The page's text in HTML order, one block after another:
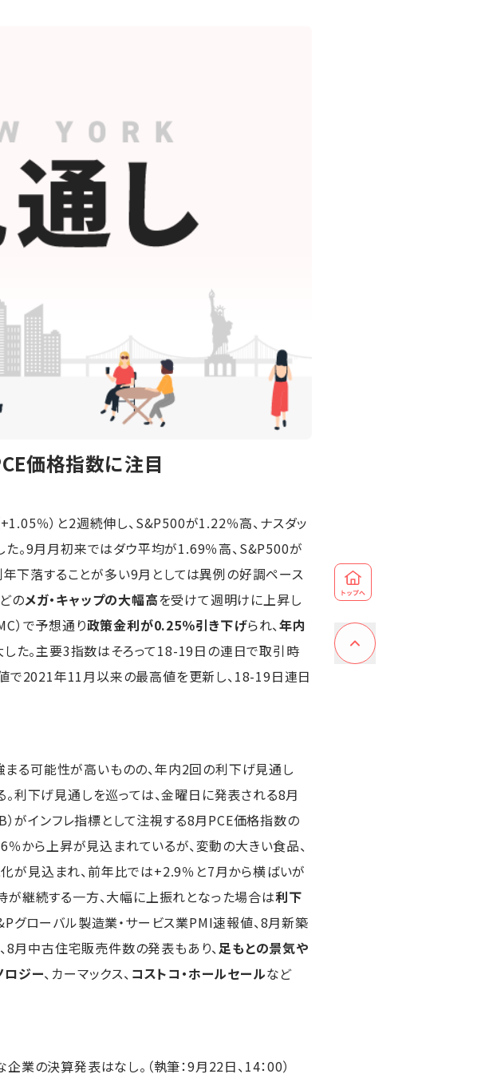
価格指数に注目
％）と2週続伸し、S&P500が1.22％高、ナスダッ
。9月月初来ではダウ平均が1.69％高、S&P500が
下落することが多い9月としては異例の好調ペース
のメガ・キャップの大幅高を受けて週明けに上昇し
）で予想通り政策金利が0.25％引き下げられ、年内
た。主要3指数はそろって18-19日の連日で取引時
で2021年11月以来の最高値を更新し、18-19日連日
る可能性が高いものの、年内2回の利下げ見通し
利下げ見通しを巡っては、金曜日に発表される8月
がインフレ指標として注視する8月PCE価格指数の
から上昇が見込まれているが、変動の大きい食品、
が見込まれ、前年比では+2.9％と7月から横ばいが
継続する一方、大幅に上振れとなった場合は利下
グローバル製造業・サービス業PMI速報値、8月新築
月中古住宅販売件数の発表もあり、 足もとの景気や
ロジー、カーマックス、 コストコ・ホールセールなど
の決算発表はなし。（執筆：9月22日、14：00）